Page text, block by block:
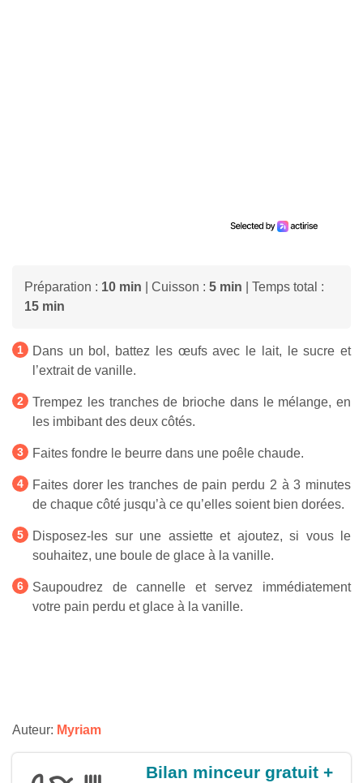
Préparation : 10 min | Cuisson : 5 min | Temps total :
15 min
Dans un bol, battez les œufs avec le lait, le sucre et
l’extrait de vanille.
Trempez les tranches de brioche dans le mélange, en
les imbibant des deux côtés.
Faites fondre le beurre dans une poêle chaude.
Faites dorer les tranches de pain perdu 2 à 3 minutes
de chaque côté jusqu’à ce qu’elles soient bien dorées.
Disposez-les sur une assiette et ajoutez, si vous le
souhaitez, une boule de glace à la vanille.
Saupoudrez de cannelle et servez immédiatement
votre pain perdu et glace à la vanille.
Auteur: Myriam
Bilan minceur gratuit +